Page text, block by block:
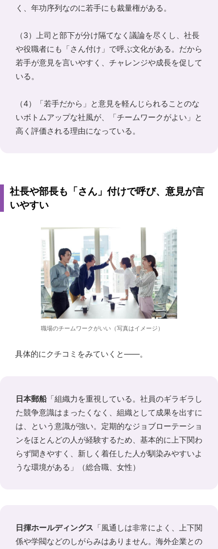
く、年功序列なのに若手にも裁量権がある。
（3）上司と部下が分け隔てなく議論を尽くし、社長
や役職者にも「さん付け」で呼ぶ文化がある。だから
若手が意見を言いやすく、チャレンジや成長を促して
いる。
（4）「若手だから」と意見を軽んじられることのな
いボトムアップな社風が、「チームワークがよい」と
高く評価される理由になっている。
社長や部長も「さん」付けで呼び、意見が言
いやすい
職場のチームワークがいい（写真はイメージ）
具体的にクチコミをみていくと――。
日本郵船「組織力を重視している。社員のギラギラし
た競争意識はまったくなく、組織として成果を出すに
は、という意識が強い。定期的なジョブローテーショ
ンをほとんどの人が経験するため、基本的に上下関わ
らず聞きやすく、新しく着任した人が馴染みやすいよ
うな環境がある」（総合職、女性）
日揮ホールディングス 「風通しは非常によく、上下関
係や学閥などのしがらみはありません。海外企業との